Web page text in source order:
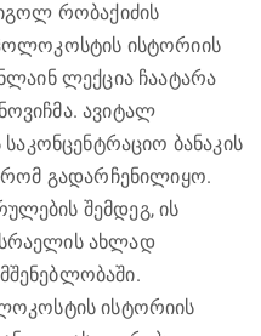
რობაქიძის
ისტორიის
ლექცია ჩაატარა
ავიტალ
საკონცენტრაციო ბანაკის
რომ გადარჩენილიყო.
შემდეგ, ის
ახლად
ისტორიის